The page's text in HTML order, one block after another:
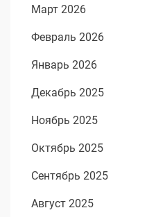
Март 2026
Февраль 2026
Январь 2026
Декабрь 2025
Ноябрь 2025
Октябрь 2025
Сентябрь 2025
Август 2025